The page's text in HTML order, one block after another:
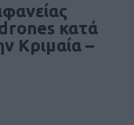
κατά
Κριμαία –